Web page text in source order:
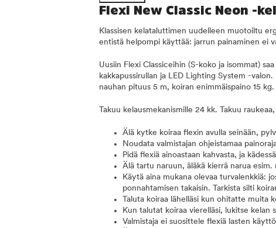
Flexi New Classic Neon -
Klassisen kelataluttimen uudelleen muotoiltu
entistä helpompi käyttää: jarrun painaminen ei
Uusiin Flexi Classiceihin (S-koko ja isommat)
kakkapussirullan ja LED Lighting System -
nauhan pituus 5 m, koiran enimmäispaino 15 kg.
Takuu kelausmekanismille 24 kk. Takuu
Älä kytke koiraa flexin avulla seinään,
Noudata valmistajan ohjeistamaa
Pidä flexiä ainoastaan kahvasta, ja kädessä
Älä tartu naruun, äläkä kierrä narua
Käytä aina mukana olevaa turvalenkkiä:
ponnahtamisen takaisin. Tarkista silti
Taluta koiraa lähelläsi kun ohitatte muita
Kun talutat koiraa vierelläsi, lukitse kelan
Valmistaja ei suosittele flexiä lasten